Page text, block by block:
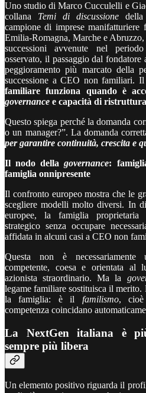
Uno studio di Marco Cucculelli e
collana Temi di discussionedella
campione di imprese manifatturiere
Emilia-Romagna, Marche e
successioni avvenute nel
osservato, il passaggio dal
peggioramento più marcato della
successione a CEO non familiari.
familiare funziona quando è
governance e capacità di
Questo spiega perché la domanda
o un manager?”. La domanda
per garantire continuità, crescita e
Il nodo dellagovernance:
famiglia onnipresente
Il confronto europeo mostra che le
scegliere modelli molto diversi. In
europee, la famiglia
strategico senza occupare
affidata in alcuni casi a CEO non
Questa non è
competente, coesa e orientata al
azionista straordinario. Ma la
legame familiare sostituisca il merito.
la famiglia: è il familismo, cioè
competenza coincidano
La NextGen italiana è
sempre più libera
Un elemento positivo riguarda il